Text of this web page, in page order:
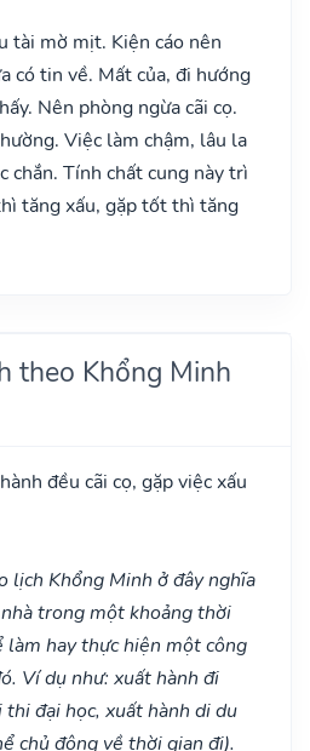
tài mờ mịt. Kiện cáo nên
có tin về. Mất của, đi hướng
Nên phòng ngừa cãi cọ.
Việc làm chậm, lâu la
chắn. Tính chất cung này trì
tăng xấu, gặp tốt thì tăng
theo Khổng Minh
đều cãi cọ, gặp việc xấu
lịch Khổng Minh ở đây nghĩa
trong một khoảng thời
làm hay thực hiện một công
Ví dụ như: xuất hành đi
đại học, xuất hành di du
chủ động về thời gian đi).